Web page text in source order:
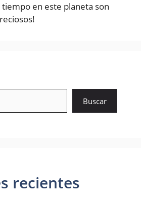
tiempo en este planeta son
Buscar
recientes